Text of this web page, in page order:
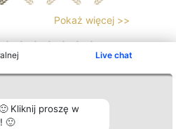
Live chat
Kliknij proszę w
🙂
Pokaż więcej >>
Kontakt
Kontakt